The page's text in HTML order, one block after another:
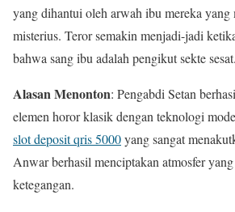
yang dihantui oleh arwah ibu mereka yang
misterius. Teror semakin menjadi-jadi
bahwa sang ibu adalah pengikut sekte sesat.
Alasan Menonton: Pengabdi Setan
elemen horor klasik dengan teknologi
slot deposit qris 5000yang sangat
Anwar berhasil menciptakan atmosfer
ketegangan.